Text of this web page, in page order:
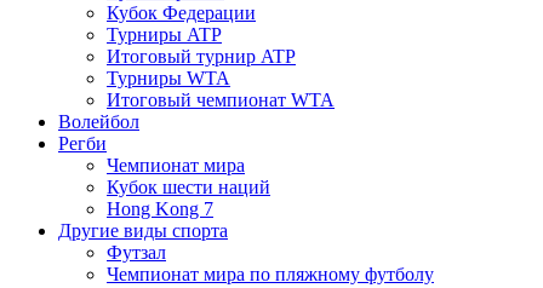
Кубок Федерации
Турниры ATP
Итоговый турнир ATP
Турниры WTA
Итоговый чемпионат WTA
Волейбол
Регби
Чемпионат мира
Кубок шести наций
Hong Kong 7
Другие виды спорта
Футзал
Чемпионат мира по пляжному футболу